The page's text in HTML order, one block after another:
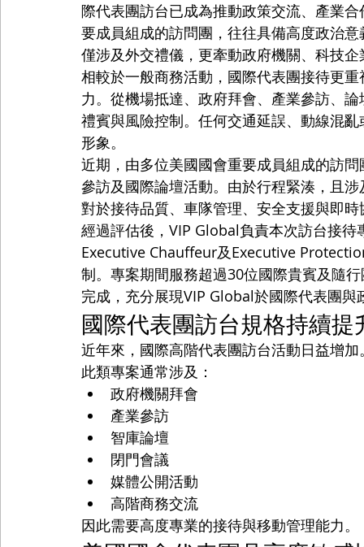
際代表團訪台已成為推動政策交流、產業
要成員組成的訪問團，往往具備高度政治
僅涉及外交禮儀，更牽動政府機關、科技
相較於一般商務活動，國際代表團接待更
力。從機場抵達、政府拜會、產業參訪、
禮賓與風險控制。任何交通延誤、動線混
形象。
近期，由多位美國國會重要成員組成的訪
參訪及國際論壇活動。由於行程緊湊，且
對於接待品質、車隊管理、安全支援與即
經過評估後，VIP Global負責本次訪台接
Executive Chauffeur及Executive
制。專案期間服務超過30位國際貴賓及隨
完成，充分展現VIP Global於國際代表團
國際代表團訪台規格持續提
近年來，國際高階代表團訪台活動日益增加
此類專案通常涉及：
政府機關拜會
產業參訪
智庫論壇
閉門會議
媒體公開活動
高階商務交流
因此需要高度專業的接待與移動管理能力。